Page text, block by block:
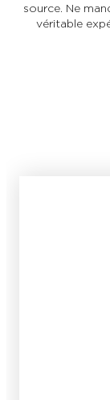
source. Ne
véritable